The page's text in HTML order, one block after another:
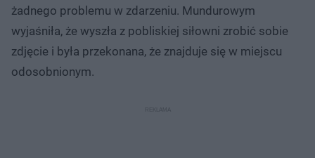
żadnego problemu w zdarzeniu. Mundurowym
wyjaśniła, że wyszła z pobliskiej siłowni zrobić sobie
zdjęcie i była przekonana, że znajduje się w miejscu
odosobnionym.